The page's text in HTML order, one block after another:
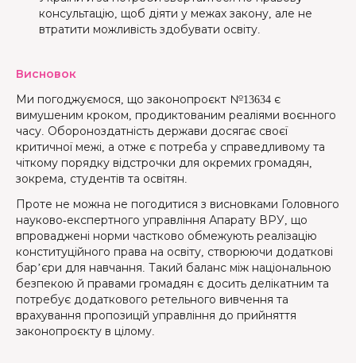
консультацію, щоб діяти у межах закону, але не
втратити можливість здобувати освіту.
Висновок
Ми погоджуємося, що законопроєкт №13634 є
вимушеним кроком, продиктованим реаліями воєнного
часу. Обороноздатність держави досягає своєї
критичної межі, а отже є потреба у справедливому та
чіткому порядку відстрочки для окремих громадян,
зокрема, студентів та освітян.
Проте не можна не погодитися з висновками Головного
науково-експертного управління Апарату ВРУ, що
впроваджені норми частково обмежують реалізацію
конституційного права на освіту, створюючи додаткові
бар’єри для навчання. Такий баланс між національною
безпекою й правами громадян є досить делікатним та
потребує додаткового ретельного вивчення та
врахування пропозицій управління до прийняття
законопроєкту в цілому.